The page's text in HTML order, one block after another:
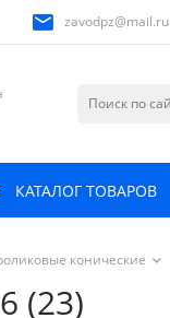
zavodpz@mail.ru
КАТАЛОГ ТОВАРОВ
конические
(23)